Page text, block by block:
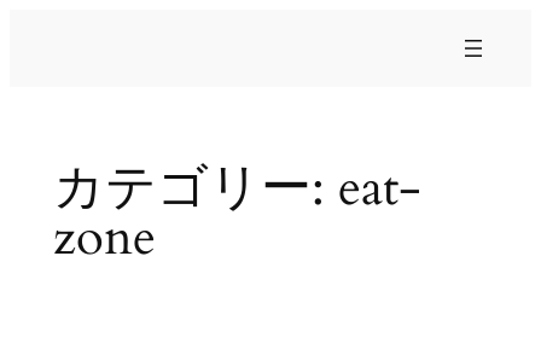
カテゴリー: eat-
zone